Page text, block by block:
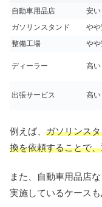
自動車用品店
安い
ガソリンスタンド
や
整備工場
や
ディーラー 高い
出張サービス 高い
例えば、 ガソリンス
換を依頼することで
また、自動車用品店
実施しているケースも